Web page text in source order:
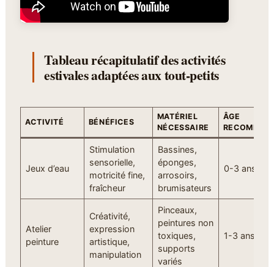
Tableau récapitulatif des activités
estivales adaptées aux tout-petits
ACTIVITÉ BÉNÉFICES
MATÉRIEL
NÉCESSAIRE
ÂGE
Jeux d’eau
Stimulation
sensorielle,
motricité fine,
fraîcheur
Bassines,
éponges,
arrosoirs,
brumisateurs
0-3 ans
Atelier
peinture
Créativité,
expression
artistique,
manipulation
Pinceaux,
peintures non
toxiques,
supports
variés
1-3 ans